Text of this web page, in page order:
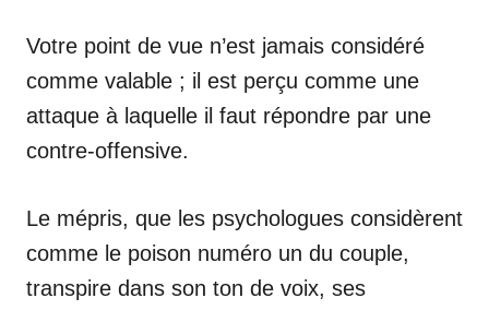
Votre point de vue n’est jamais considéré
comme valable ; il est perçu comme une
attaque à laquelle il faut répondre par une
contre-offensive.
Le mépris, que les psychologues considèrent
comme le poison numéro un du couple,
transpire dans son ton de voix, ses